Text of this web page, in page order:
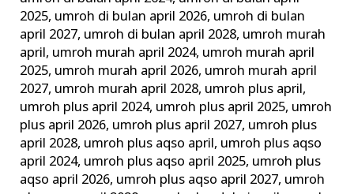
2025, umroh di bulan april 2026, umroh di bulan
april 2027, umroh di bulan april 2028, umroh murah
april, umroh murah april 2024, umroh murah april
2025, umroh murah april 2026, umroh murah april
2027, umroh murah april 2028, umroh plus april,
umroh plus april 2024, umroh plus april 2025, umroh
plus april 2026, umroh plus april 2027, umroh plus
april 2028, umroh plus aqso april, umroh plus aqso
april 2024, umroh plus aqso april 2025, umroh plus
aqso april 2026, umroh plus aqso april 2027, umroh